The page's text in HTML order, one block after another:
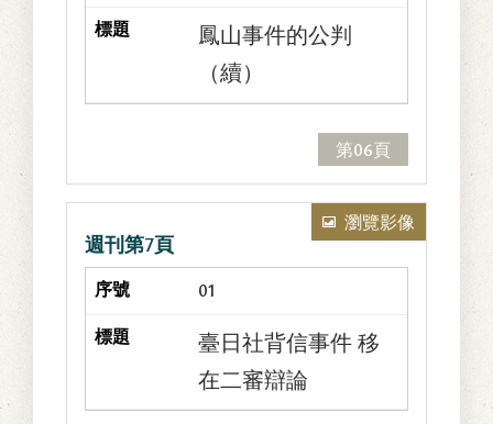
鳳山事件的公判
（續）
第06頁
週刊第7頁
瀏覽影像
01
臺日社背信事件 移
在二審辯論